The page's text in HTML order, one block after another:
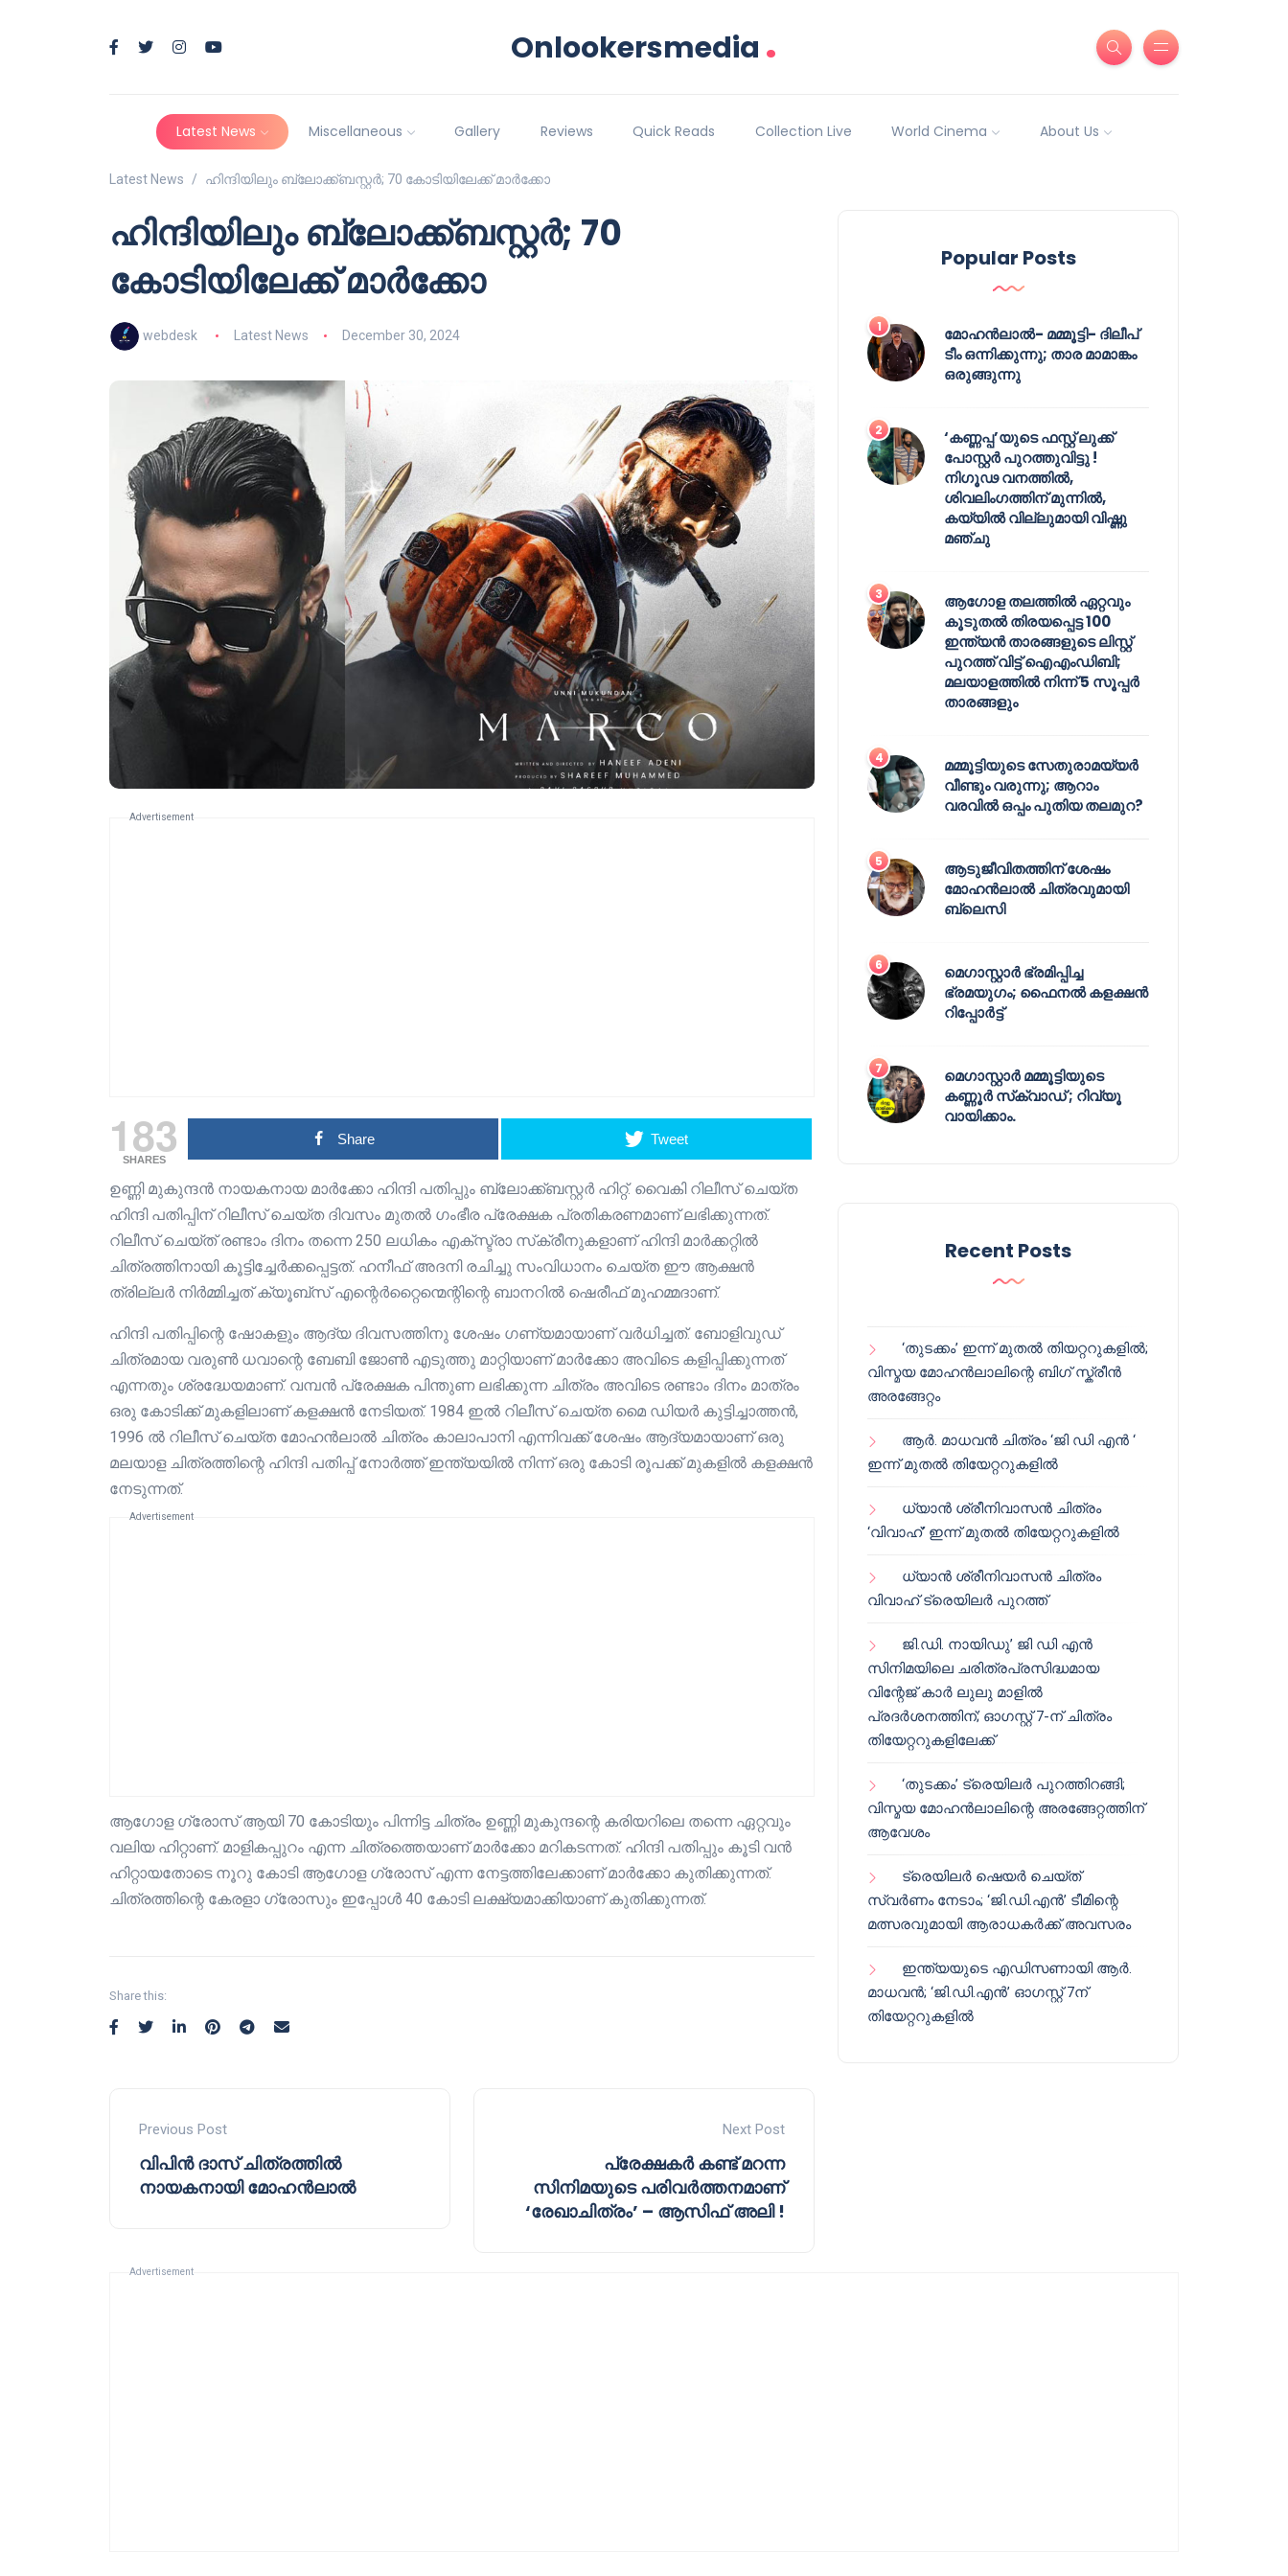
Onlookersmedia .
Latest News Miscellaneous Gallery Reviews Quick Reads Collection Live World Cinema About Us
Latest News ഹിന്ദിയിലും ബ്ലോക്ക്ബസ്റ്റർ; 70 കോടിയിലേക്ക് മാർക്കോ
ഹിന്ദിയിലും ബ്ലോക്ക്ബസ്റ്റർ; 70
കോടിയിലേക്ക് മാർക്കോ
webdesk Latest News December 30, 2024
Advertisement
183
SHARES
Share Tweet
ഉണ്ണി മുകുന്ദൻ നായകനായ മാർക്കോ ഹിന്ദി പതിപ്പും ബ്ലോക്ക്ബസ്റ്റർ ഹിറ്റ്. വൈകി റിലീസ് ചെയ്ത
ഹിന്ദി പതിപ്പിന് റിലീസ് ചെയ്ത ദിവസം മുതൽ ഗംഭീര പ്രേക്ഷക പ്രതികരണമാണ് ലഭിക്കുന്നത്.
റിലീസ് ചെയ്ത് രണ്ടാം ദിനം തന്നെ 250 ലധികം എക്സ്ട്രാ സ്‌ക്രീനുകളാണ് ഹിന്ദി മാർക്കറ്റിൽ
ചിത്രത്തിനായി കൂട്ടിച്ചേർക്കപ്പെട്ടത്. ഹനീഫ് അദനി രചിച്ചു സംവിധാനം ചെയ്ത ഈ ആക്ഷൻ
ത്രില്ലർ നിർമ്മിച്ചത് ക്യൂബ്സ് എന്റെർറ്റൈന്മെന്റിന്റെ ബാനറിൽ ഷെരീഫ്‌ മുഹമ്മദാണ്.
ഹിന്ദി പതിപ്പിന്റെ ഷോകളും ആദ്യ ദിവസത്തിനു ശേഷം ഗണ്യമായാണ് വർധിച്ചത്. ബോളിവുഡ്
ചിത്രമായ വരുൺ ധവാന്റെ ബേബി ജോൺ എടുത്തു മാറ്റിയാണ് മാർക്കോ അവിടെ കളിപ്പിക്കുന്നത്
എന്നതും ശ്രദ്ധേയമാണ്. വമ്പൻ പ്രേക്ഷക പിന്തുണ ലഭിക്കുന്ന ചിത്രം അവിടെ രണ്ടാം ദിനം മാത്രം
ഒരു കോടിക്ക് മുകളിലാണ് കളക്ഷൻ നേടിയത്. 1984 ഇൽ റിലീസ് ചെയ്ത മൈ ഡിയർ കുട്ടിച്ചാത്തൻ,
1996 ൽ റിലീസ് ചെയ്ത മോഹൻലാൽ ചിത്രം കാലാപാനി എന്നിവക്ക് ശേഷം ആദ്യമായാണ് ഒരു
മലയാള ചിത്രത്തിന്റെ ഹിന്ദി പതിപ്പ് നോർത്ത് ഇന്ത്യയിൽ നിന്ന് ഒരു കോടി രൂപക്ക് മുകളിൽ കളക്ഷൻ
നേടുന്നത്.
Advertisement
ആഗോള ഗ്രോസ് ആയി 70 കോടിയും പിന്നിട്ട ചിത്രം ഉണ്ണി മുകുന്ദന്റെ കരിയറിലെ തന്നെ ഏറ്റവും
വലിയ ഹിറ്റാണ്. മാളികപ്പുറം എന്ന ചിത്രത്തെയാണ് മാർക്കോ മറികടന്നത്. ഹിന്ദി പതിപ്പും കൂടി വൻ
ഹിറ്റായതോടെ നൂറു കോടി ആഗോള ഗ്രോസ് എന്ന നേട്ടത്തിലേക്കാണ് മാർക്കോ കുതിക്കുന്നത്.
ചിത്രത്തിന്റെ കേരളാ ഗ്രോസും ഇപ്പോൾ 40 കോടി ലക്ഷ്യമാക്കിയാണ് കുതിക്കുന്നത്.
Share this:
Previous Post
വിപിൻ ദാസ് ചിത്രത്തിൽ
നായകനായി മോഹൻലാൽ
Next Post
പ്രേക്ഷകർ കണ്ട് മറന്ന
സിനിമയുടെ പരിവർത്തനമാണ്
‘രേഖാചിത്രം’ – ആസിഫ് അലി !
Popular Posts
മോഹൻലാൽ- മമ്മൂട്ടി- ദിലീപ്
ടീം ഒന്നിക്കുന്നു; താര മാമാങ്കം
ഒരുങ്ങുന്നു
‘കണ്ണപ്പ’യുടെ ഫസ്റ്റ് ലുക്ക്
പോസ്റ്റർ പുറത്തുവിട്ടു !
നിഗൂഢ വനത്തിൽ,
ശിവലിംഗത്തിന് മുന്നിൽ,
കയ്യിൽ വില്ലുമായി വിഷ്ണു
മഞ്ചു
ആഗോള തലത്തിൽ ഏറ്റവും
കൂടുതൽ തിരയപ്പെട്ട 100
ഇന്ത്യൻ താരങ്ങളുടെ ലിസ്റ്റ്
പുറത്ത് വിട്ട് ഐഎംഡിബി;
മലയാളത്തിൽ നിന്ന് 5 സൂപ്പർ
താരങ്ങളും
മമ്മൂട്ടിയുടെ സേതുരാമയ്യർ
വീണ്ടും വരുന്നു; ആറാം
വരവിൽ ഒപ്പം പുതിയ തലമുറ?
ആടുജീവിതത്തിന് ശേഷം
മോഹൻലാൽ ചിത്രവുമായി
ബ്ലെസി
മെഗാസ്റ്റാർ ഭ്രമിപ്പിച്ച
ഭ്രമയുഗം; ഫൈനൽ കളക്ഷൻ
റിപ്പോർട്ട്
മെഗാസ്റ്റാർ മമ്മൂട്ടിയുടെ
കണ്ണൂർ സ്‌ക്വാഡ് ; റിവ്യൂ
വായിക്കാം.
Recent Posts
‘തുടക്കം’ ഇന്ന് മുതൽ തിയറ്ററുകളിൽ;
വിസ്മയ മോഹൻലാലിന്റെ ബിഗ് സ്ക്രീൻ
അരങ്ങേറ്റം
ആർ. മാധവൻ ചിത്രം ‘ജി ഡി എൻ ‘
ഇന്ന് മുതൽ തിയേറ്ററുകളിൽ
ധ്യാൻ ശ്രീനിവാസൻ ചിത്രം
‘വിവാഹ്’ ഇന്ന് മുതൽ തിയേറ്ററുകളിൽ
ധ്യാൻ ശ്രീനിവാസൻ ചിത്രം
വിവാഹ് ട്രെയിലർ പുറത്ത്
ജി.ഡി. നായിഡു’ ജി ഡി എൻ
സിനിമയിലെ ചരിത്രപ്രസിദ്ധമായ
വിന്റേജ് കാർ ലുലു മാളിൽ
പ്രദർശനത്തിന്; ഓഗസ്റ്റ് 7-ന് ചിത്രം
തിയേറ്ററുകളിലേക്ക്
‘തുടക്കം’ ട്രെയിലർ പുറത്തിറങ്ങി;
വിസ്മയ മോഹൻലാലിന്റെ അരങ്ങേറ്റത്തിന്
ആവേശം
ട്രെയിലർ ഷെയർ ചെയ്‌ത്
സ്വർണം നേടാം; ‘ജി.ഡി.എൻ’ ടീമിന്റെ
മത്സരവുമായി ആരാധകർക്ക് അവസരം
ഇന്ത്യയുടെ എഡിസണായി ആർ.
മാധവൻ; ‘ജി.ഡി.എൻ’ ഓഗസ്റ്റ് 7ന്
തിയേറ്ററുകളിൽ
Advertisement